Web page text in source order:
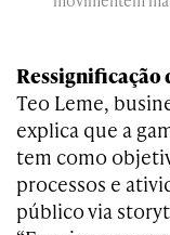
Ressignificação
Teo Leme,
explica que a
tem como
processos e
público via